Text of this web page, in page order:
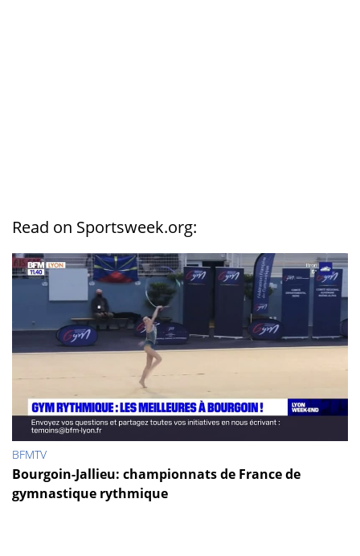
Read on Sportsweek.org:
BFMTV
Bourgoin-Jallieu: championnats de France de
gymnastique rythmique